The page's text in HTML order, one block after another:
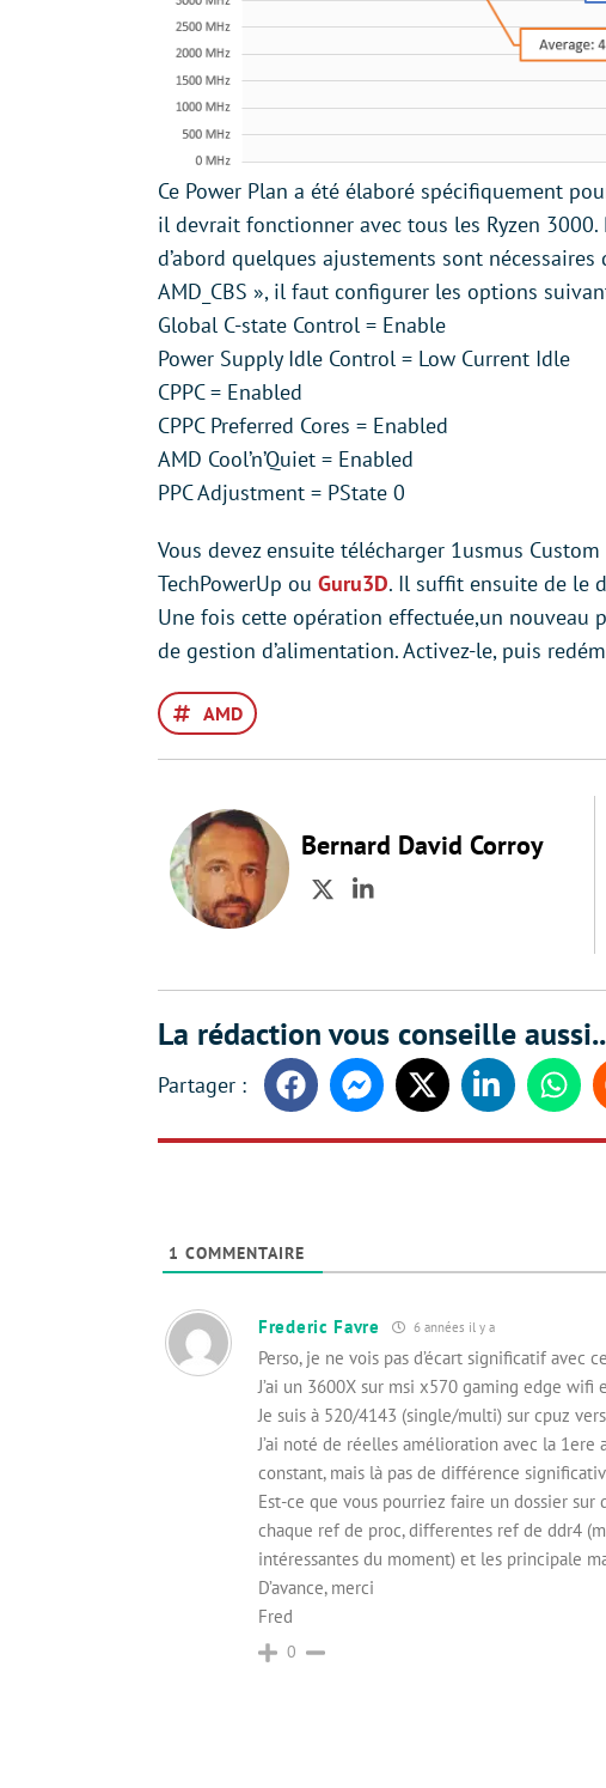
Ce Power Plan a été élaboré spécifiquement
il devrait fonctionner avec tous les Ryzen
d’abord quelques ajustements sont nécessaires
AMD_CBS », il faut configurer les options
Global C-state Control = Enable
Power Supply Idle Control = Low Current Idle
CPPC = Enabled
CPPC Preferred Cores = Enabled
AMD Cool’n’Quiet = Enabled
PPC Adjustment = PState 0
Vous devez ensuite télécharger 1usmus
TechPowerUp ou Guru3D. Il suffit ensuite de le
Une fois cette opération effectuée,un nouveau
de gestion d’alimentation. Activez-le, puis
AMD
Bernard David Corroy
TwitterLinkedIn
La rédaction vous conseille
FacebookMessengerTwitter Linkedin
1 COMMENTAIRE
Frederic Favre 6 années il y a
Perso, je ne vois pas d’écart significatif avec
J’ai un 3600X sur msi x570 gaming edge
Je suis à 520/4143 (single/multi) sur cpuz
J’ai noté de réelles amélioration avec la
constant, mais là pas de différence
Est-ce que vous pourriez faire un dossier
chaque ref de proc, differentes ref de ddr4
intéressantes du moment) et les principale
D’avance, merci
Fred
0